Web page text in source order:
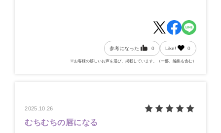
参考になった 0 Like! 0
※お客様の嬉しいお声を選び、掲載しています。（一部、編集も含む）
2025.10.26
むちむちの唇になる